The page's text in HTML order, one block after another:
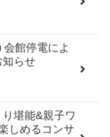
館停電によ
知らせ
堪能&親子ワ
しめるコンサ